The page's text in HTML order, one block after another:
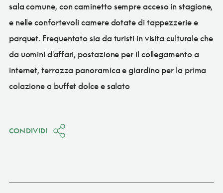
sala comune, con caminetto sempre acceso in stagione,
e nelle confortevoli camere dotate di tappezzerie e
parquet. Frequentato sia da turisti in visita culturale che
da uomini d'affari, postazione per il collegamento a
internet, terrazza panoramica e giardino per la prima
colazione a buffet dolce e salato
CONDIVIDI